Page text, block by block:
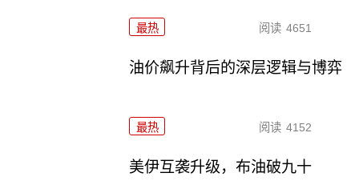
最热 阅读 4651
油价飙升背后的深层逻辑与博弈
最热 阅读 4152
美伊互袭升级，布油破九十